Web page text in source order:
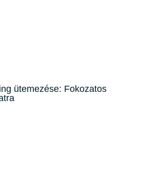
ütemezése: Fokozatos